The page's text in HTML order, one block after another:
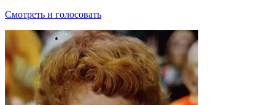
Смотреть и голосовать